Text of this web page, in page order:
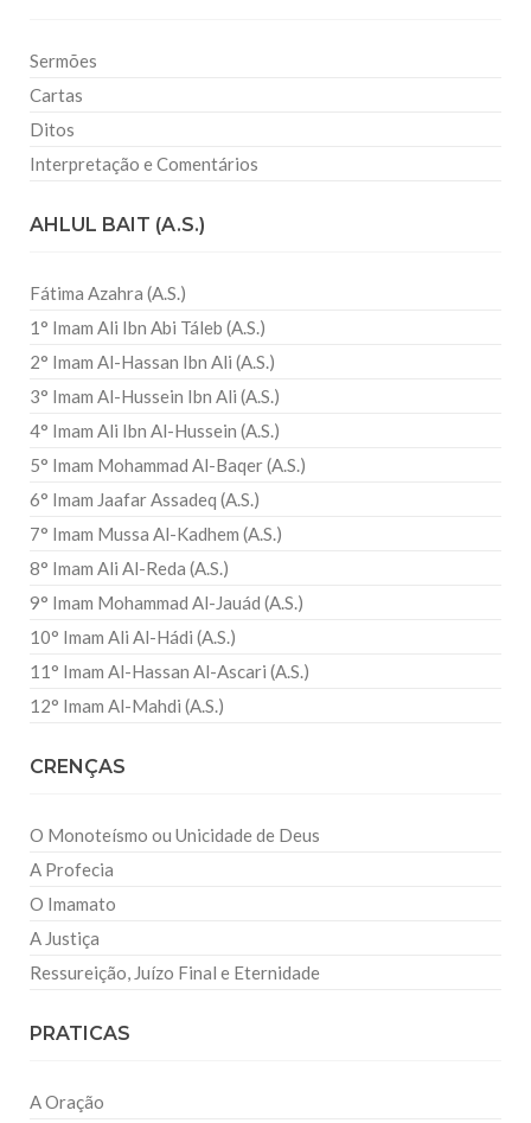
Sermões
Cartas
Ditos
Interpretação e Comentários
AHLUL BAIT (A.S.)
Fátima Azahra (A.S.)
1° Imam Ali Ibn Abi Táleb (A.S.)
2° Imam Al-Hassan Ibn Ali (A.S.)
3° Imam Al-Hussein Ibn Ali (A.S.)
4° Imam Ali Ibn Al-Hussein (A.S.)
5° Imam Mohammad Al-Baqer (A.S.)
6° Imam Jaafar Assadeq (A.S.)
7° Imam Mussa Al-Kadhem (A.S.)
8° Imam Ali Al-Reda (A.S.)
9° Imam Mohammad Al-Jauád (A.S.)
10° Imam Ali Al-Hádi (A.S.)
11° Imam Al-Hassan Al-Ascari (A.S.)
12° Imam Al-Mahdi (A.S.)
CRENÇAS
O Monoteísmo ou Unicidade de Deus
A Profecia
O Imamato
A Justiça
Ressureição, Juízo Final e Eternidade
PRATICAS
A Oração